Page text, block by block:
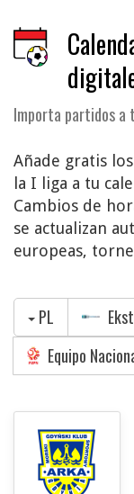
Importa partidos
Añade gratis
la I liga a tu
Cambios de
se actualizan
europeas,
PL
Equipo